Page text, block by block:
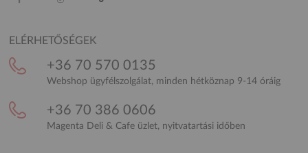
ELÉRHETŐSÉGEK
+36 70 570 0135
Webshop ügyfélszolgálat, minden hétköznap 9-14 óráig
+36 70 386 0606
Magenta Deli & Cafe üzlet, nyitvatartási időben